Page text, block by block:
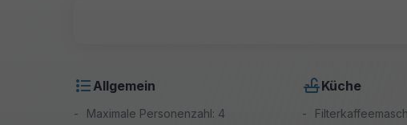
Allgemein
Maximale Personenzahl: 4
Küche